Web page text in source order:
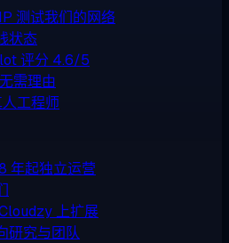
测试我们的网络
状态
评分 4.6/5
需理由
工程师
年起独立运营
上扩展
研究与团队